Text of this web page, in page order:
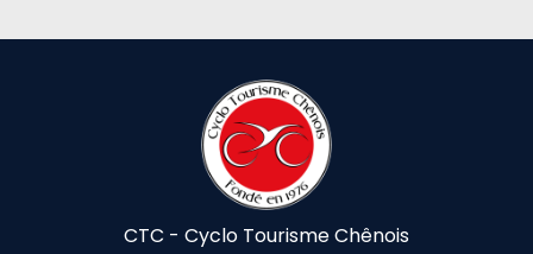
CTC - Cyclo Tourisme Chênois